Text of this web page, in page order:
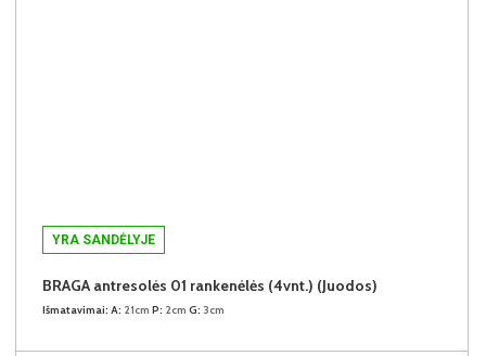
YRA SANDĖLYJE
BRAGA antresolės 01 rankenėlės (4vnt.) (Juodos)
Išmatavimai: A: 21cm P: 2cm G: 3cm